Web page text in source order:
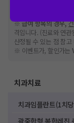
한 가격은 해당 의료
※급여 항목의 경우,
격입니다. (진료와 연
산정될 수 있는 점 참고
※ 이벤트가, 할인가는
치과치료
치과임플란트(1치
광중합형 복합레진